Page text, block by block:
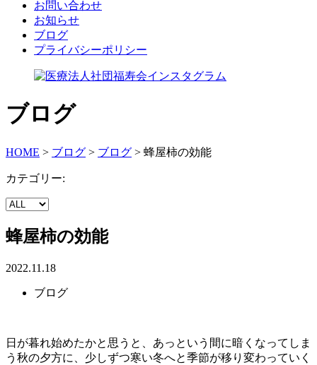
お問い合わせ
お知らせ
ブログ
プライバシーポリシー
ブログ
HOME > ブログ > ブログ > 蜂屋柿の効能
カテゴリー:
蜂屋柿の効能
2022.11.18
ブログ
日が暮れ始めたかと思うと、あっという間に暗くなってしま
う秋の夕方に、少しずつ寒い冬へと季節が移り変わっていく